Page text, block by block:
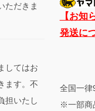
ただきま
してはお
ます。不
担いたし
【お知
発送に
全国一律
※一部商